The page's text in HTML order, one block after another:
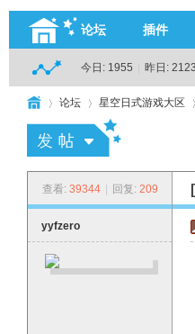
论坛 插件
今日: 1955 昨日: 2123
论坛 星空日式游戏大区
查看: 39344 回复: 209
yyfzero